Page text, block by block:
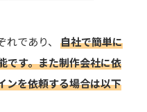
であり、
自社で簡単に
です。また制作会社に依
ンを依頼する場合は以下